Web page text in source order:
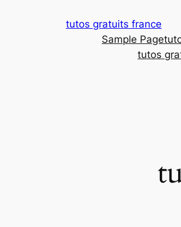
tutos gratuits france
Sample Page
tutos